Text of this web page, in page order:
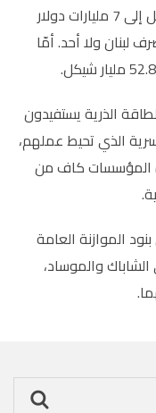
لكنّ الخطورة هذه المرة أنّ العجز قد يصل إلى 7 مليارات دولار
لبنان ولا أحد. أمّا
الذرية يستفيدون
الذي تحيط عملهم،
المؤسسات كاف من
الموازنة العامة
والموساد،